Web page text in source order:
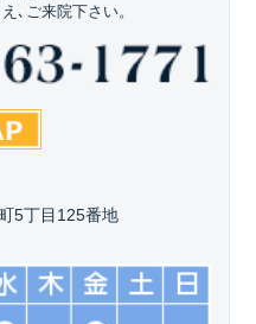
､ご来院下さい。
5丁目125番地